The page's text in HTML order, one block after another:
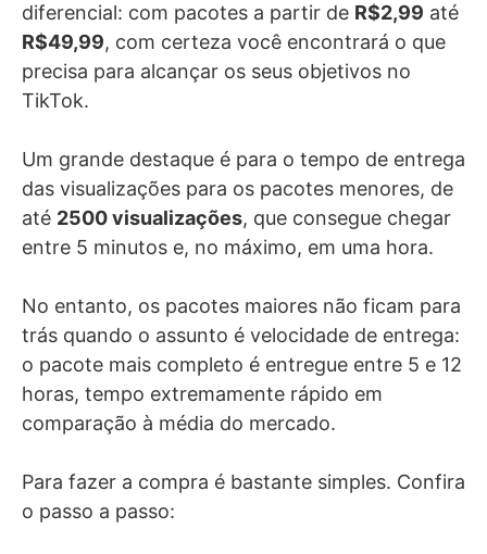
diferencial: com pacotes a partir de R$2,99 até
R$49,99, com certeza você encontrará o que
precisa para alcançar os seus objetivos no
TikTok.
Um grande destaque é para o tempo de entrega
das visualizações para os pacotes menores, de
até 2500 visualizações, que consegue chegar
entre 5 minutos e, no máximo, em uma hora.
No entanto, os pacotes maiores não ficam para
trás quando o assunto é velocidade de entrega:
o pacote mais completo é entregue entre 5 e 12
horas, tempo extremamente rápido em
comparação à média do mercado.
Para fazer a compra é bastante simples. Confira
o passo a passo: